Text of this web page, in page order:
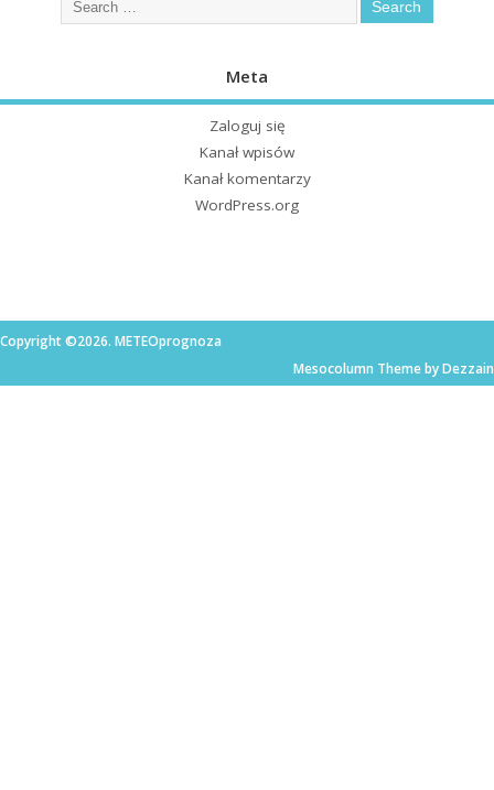
Meta
Zaloguj się
Kanał wpisów
Kanał komentarzy
WordPress.org
Copyright ©2026. METEOprognoza
Mesocolumn Theme by Dezzain